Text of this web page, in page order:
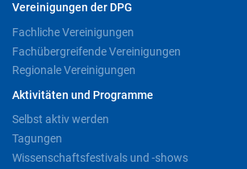
Vereinigungen der DPG
Fachliche Vereinigungen
Fachübergreifende Vereinigungen
Regionale Vereinigungen
Aktivitäten und Programme
Selbst aktiv werden
Tagungen
Wissenschaftsfestivals und -shows